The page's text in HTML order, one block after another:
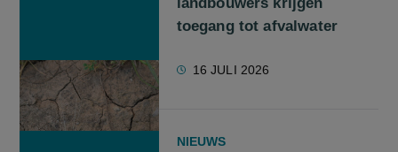
toegang tot afvalwater
16 JULI 2026
NIEUWS